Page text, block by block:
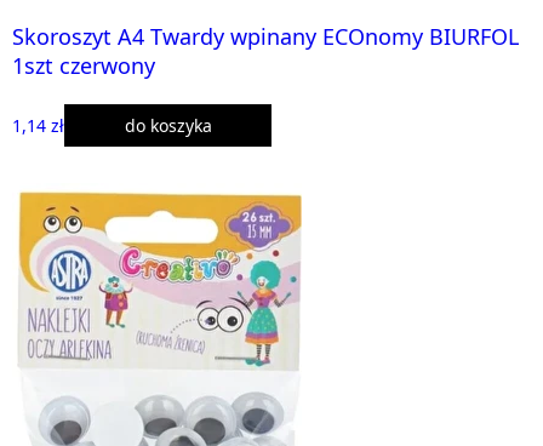
Skoroszyt A4 Twardy wpinany ECOnomy BIURFOL
1szt czerwony
1,14 zł do koszyka